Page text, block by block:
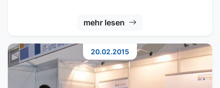
mehr lesen
20.02.2015